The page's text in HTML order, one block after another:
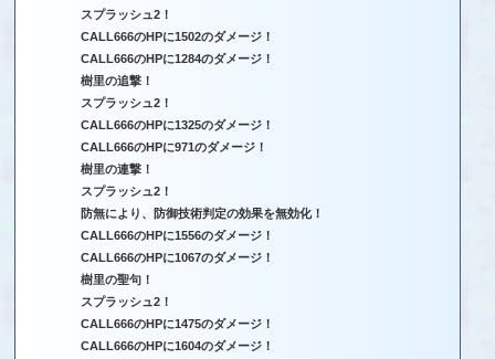
スプラッシュ2！
CALL666のHPに1502のダメージ！
CALL666のHPに1284のダメージ！
樹里の追撃！
スプラッシュ2！
CALL666のHPに1325のダメージ！
CALL666のHPに971のダメージ！
樹里の連撃！
スプラッシュ2！
防無により、防御技術判定の効果を無効化！
CALL666のHPに1556のダメージ！
CALL666のHPに1067のダメージ！
樹里の聖句！
スプラッシュ2！
CALL666のHPに1475のダメージ！
CALL666のHPに1604のダメージ！